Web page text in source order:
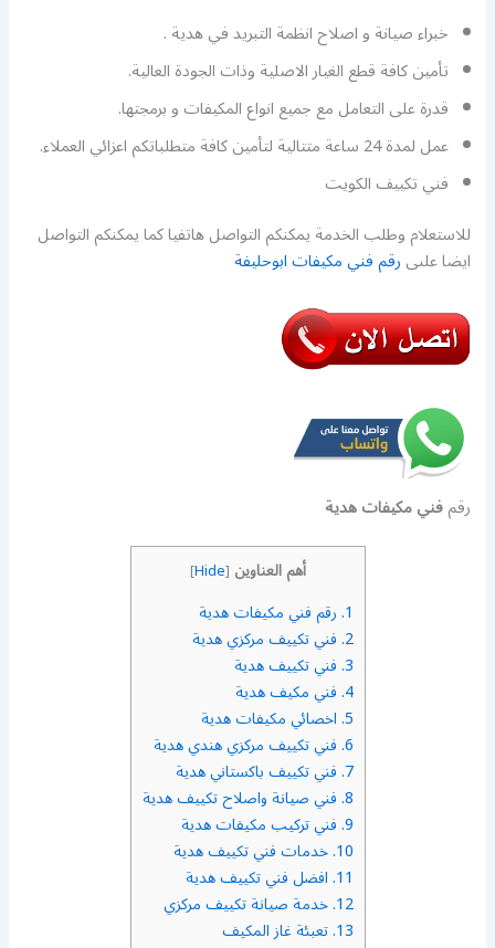
خبراء صيانة و اصلاح انظمة التبريد في هدية .
تأمين كافة قطع الغيار الاصلية وذات الجودة العالية.
قدرة على التعامل مع جميع انواع المكيفات و برمجتها.
عمل لمدة 24 ساعة متتالية لتأمين كافة متطلباتكم اعزائي العملاء.
فني تكييف الكويت
للاستعلام وطلب الخدمة يمكنكم التواصل هاتفيا كما يمكنكم التواصل
ايضا علىىرقم فني مكيفات ابوحليفة
رقمفني مكيفات هدية
أهم العناوين [
Hide
]
1. رقم فني مكيفات هدية
2. فني تكييف مركزي هدية
3. فني تكييف هدية
4. فني مكيف هدية
5. اخصائي مكيفات هدية
6. فني تكييف مركزي هندي هدية
7. فني تكييف باكستاني هدية
8. فني صيانة واصلاح تكييف هدية
9. فني تركيب مكيفات هدية
10. خدمات فني تكييف هدية
11. افضل فني تكييف هدية
12. خدمة صيانة تكييف مركزي
13. تعبئة غاز المكيف